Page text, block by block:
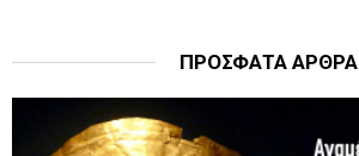
ΠΡΌΣΦΑΤΑ ΆΡΘΡΑ